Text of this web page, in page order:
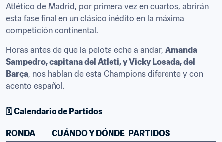
Atlético de Madrid, por primera vez en cuartos, abrirán
esta fase final en un clásico inédito en la máxima
competición continental.
Horas antes de que la pelota eche a andar, Amanda
Sampedro, capitana del Atleti, y Vicky Losada, del
Barça, nos hablan de esta Champions diferente y con
acento español.
🗓 Calendario de Partidos
RONDA CUÁNDO Y DÓNDE PARTIDOS